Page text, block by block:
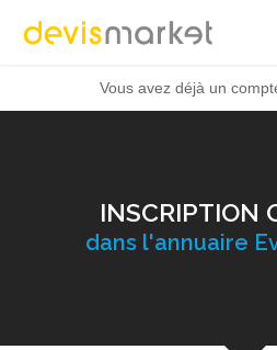
Vous avez déjà un
INSCRIPTION
dans l'annuaire